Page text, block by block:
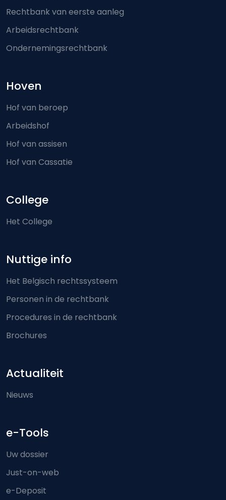
Rechtbank van eerste aanleg
Arbeidsrechtbank
Ondernemingsrechtbank
Hoven
Hof van beroep
Arbeidshof
Hof van assisen
Hof van Cassatie
College
Het College
Nuttige info
Het Belgisch rechtssysteem
Personen in de rechtbank
Procedures in de rechtbank
Brochures
Actualiteit
Nieuws
e-Tools
Uw dossier
Just-on-web
e-Deposit